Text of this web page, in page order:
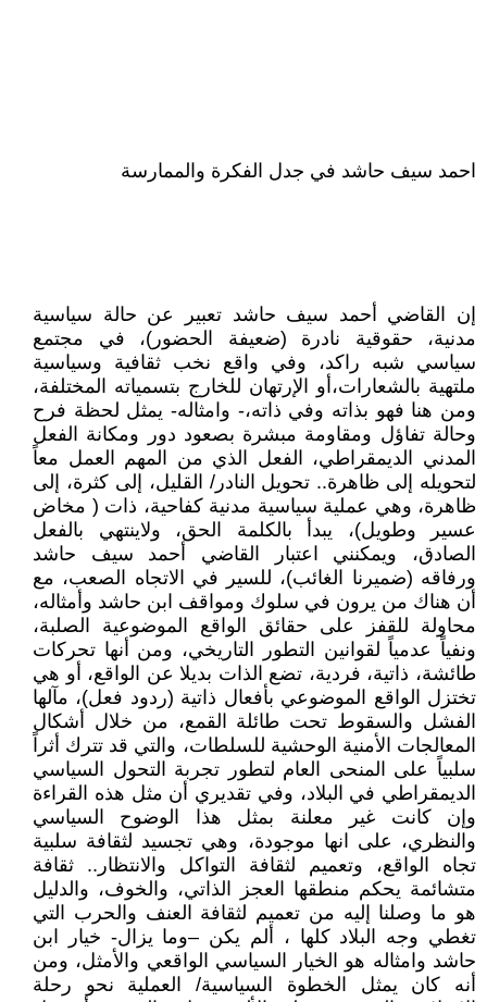
احمد سيف حاشد في جدل الفكرة والممارسة
إن القاضي أحمد سيف حاشد تعبير عن حالة سياسية
مدنية، حقوقية نادرة (ضعيفة الحضور)، في مجتمع
سياسي شبه راكد، وفي واقع نخب ثقافية وسياسية
ملتهية بالشعارات،أو الإرتهان للخارج بتسمياته المختلفة،
ومن هنا فهو بذاته وفي ذاته،- وامثاله- يمثل لحظة فرح
وحالة تفاؤل ومقاومة مبشرة بصعود دور ومكانة الفعل
المدني الديمقراطي، الفعل الذي من المهم العمل معاً
لتحويله إلى ظاهرة.. تحويل النادر/ القليل، إلى كثرة، إلى
ظاهرة، وهي عملية سياسية مدنية كفاحية، ذات ( مخاض
عسير وطويل)، يبدأ بالكلمة الحق، ولاينتهي بالفعل
الصادق، ويمكنني اعتبار القاضي أحمد سيف حاشد
ورفاقه (ضميرنا الغائب)، للسير في الاتجاه الصعب، مع
أن هناك من يرون في سلوك ومواقف ابن حاشد وأمثاله،
محاولة للقفز على حقائق الواقع الموضوعية الصلبة،
ونفياً عدمياً لقوانين التطور التاريخي، ومن أنها تحركات
طائشة، ذاتية، فردية، تضع الذات بديلا عن الواقع، أو هي
تختزل الواقع الموضوعي بأفعال ذاتية (ردود فعل)، مآلها
الفشل والسقوط تحت طائلة القمع، من خلال أشكال
المعالجات الأمنية الوحشية للسلطات، والتي قد تترك أثراً
سلبياً على المنحى العام لتطور تجربة التحول السياسي
الديمقراطي في البلاد، وفي تقديري أن مثل هذه القراءة
وإن كانت غير معلنة بمثل هذا الوضوح السياسي
والنظري، على انها موجودة، وهي تجسيد لثقافة سلبية
تجاه الواقع، وتعميم لثقافة التواكل والانتظار.. ثقافة
متشائمة يحكم منطقها العجز الذاتي، والخوف، والدليل
هو ما وصلنا إليه من تعميم لثقافة العنف والحرب التي
تغطي وجه البلاد كلها ، ألم يكن –وما يزال- خيار ابن
حاشد وامثاله هو الخيار السياسي الواقعي والأمثل، ومن
أنه كان يمثل الخطوة السياسية/ العملية نحو رحلة